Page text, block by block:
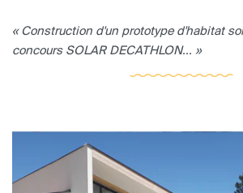
« Construction d'un prototype d'habitat
concours SOLAR DECATHLON... »